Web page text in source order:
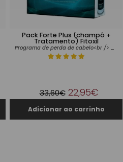
Pack Forte Plus (champô +
Tratamento) Fitoxil
Programa de perda de cabelo<br /> Cabelo castigado
33,60€ 22,95€